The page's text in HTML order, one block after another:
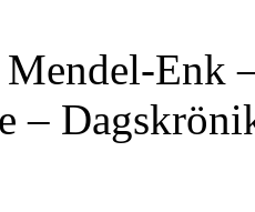
Mendel-Enk
–